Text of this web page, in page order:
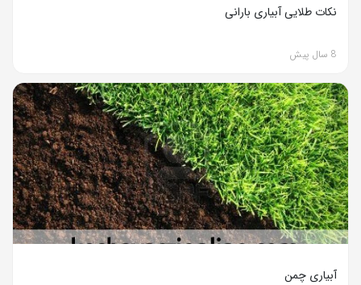
نکات طلایی آبیاری بارانی
8 سال پیش
آبیاری چمن